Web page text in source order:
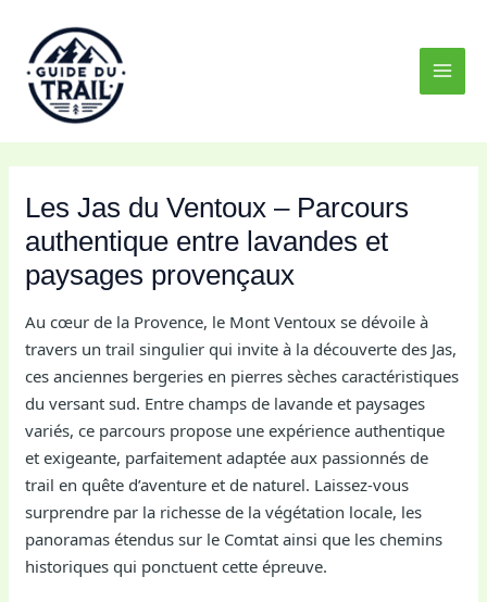
contenu
Les Jas du Ventoux – Parcours
authentique entre lavandes et
paysages provençaux
Au cœur de la Provence, le Mont Ventoux se dévoile à
travers un trail singulier qui invite à la découverte des Jas,
ces anciennes bergeries en pierres sèches caractéristiques
du versant sud. Entre champs de lavande et paysages
variés, ce parcours propose une expérience authentique
et exigeante, parfaitement adaptée aux passionnés de
trail en quête d’aventure et de naturel. Laissez-vous
surprendre par la richesse de la végétation locale, les
panoramas étendus sur le Comtat ainsi que les chemins
historiques qui ponctuent cette épreuve.